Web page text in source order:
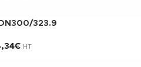
DN300/323.9
€ HT